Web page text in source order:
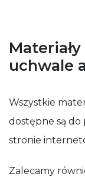
uchwale
Wszystkie
dostępne są do
stronie
Zalecamy